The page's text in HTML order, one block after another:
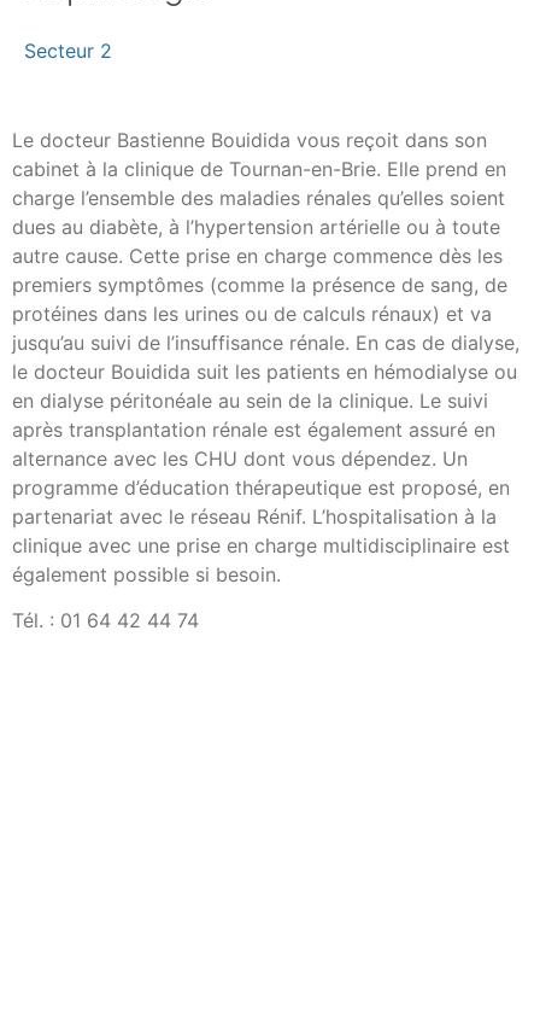
Secteur 2
Le docteur Bastienne Bouidida vous reçoit dans son
cabinet à la clinique de Tournan-en-Brie. Elle prend en
charge l’ensemble des maladies rénales qu’elles soient
dues au diabète, à l’hypertension artérielle ou à toute
autre cause. Cette prise en charge commence dès les
premiers symptômes (comme la présence de sang, de
protéines dans les urines ou de calculs rénaux) et va
jusqu’au suivi de l’insuffisance rénale. En cas de dialyse,
le docteur Bouidida suit les patients en hémodialyse ou
en dialyse péritonéale au sein de la clinique. Le suivi
après transplantation rénale est également assuré en
alternance avec les CHU dont vous dépendez. Un
programme d’éducation thérapeutique est proposé, en
partenariat avec le réseau Rénif. L’hospitalisation à la
clinique avec une prise en charge multidisciplinaire est
également possible si besoin.
Tél. : 01 64 42 44 74